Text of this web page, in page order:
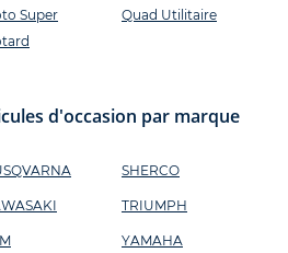
Super
Quad Utilitaire
d'occasion par marque
SHERCO
TRIUMPH
YAMAHA